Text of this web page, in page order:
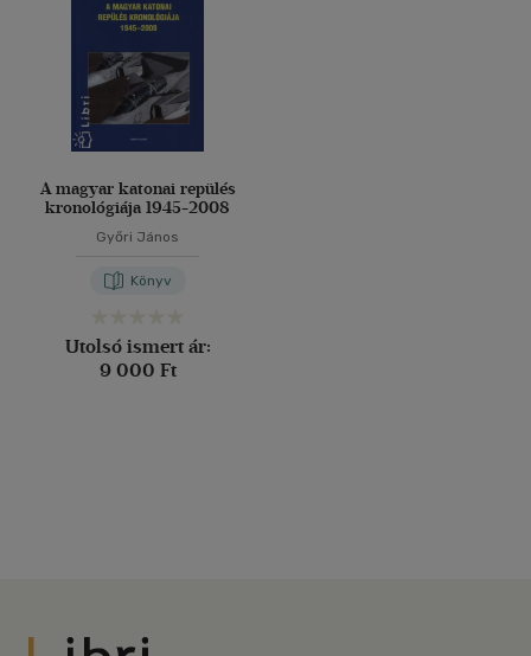
A magyar katonai repülés
kronológiája 1945-2008
Győri János
Könyv
Utolsó ismert ár:
9 000 Ft